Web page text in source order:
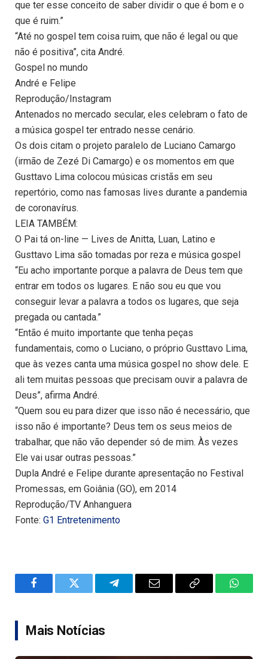
que ter esse conceito de saber dividir o que é bom e o
que é ruim.”
“Até no gospel tem coisa ruim, que não é legal ou que
não é positiva”, cita André.
Gospel no mundo
André e Felipe
Reprodução/Instagram
Antenados no mercado secular, eles celebram o fato de
a música gospel ter entrado nesse cenário.
Os dois citam o projeto paralelo de Luciano Camargo
(irmão de Zezé Di Camargo) e os momentos em que
Gusttavo Lima colocou músicas cristãs em seu
repertório, como nas famosas lives durante a pandemia
de coronavírus.
LEIA TAMBÉM:
O Pai tá on-line — Lives de Anitta, Luan, Latino e
Gusttavo Lima são tomadas por reza e música gospel
“Eu acho importante porque a palavra de Deus tem que
entrar em todos os lugares. E não sou eu que vou
conseguir levar a palavra a todos os lugares, que seja
pregada ou cantada.”
“Então é muito importante que tenha peças
fundamentais, como o Luciano, o próprio Gusttavo Lima,
que às vezes canta uma música gospel no show dele. E
ali tem muitas pessoas que precisam ouvir a palavra de
Deus”, afirma André.
“Quem sou eu para dizer que isso não é necessário, que
isso não é importante? Deus tem os seus meios de
trabalhar, que não vão depender só de mim. Às vezes
Ele vai usar outras pessoas.”
Dupla André e Felipe durante apresentação no Festival
Promessas, em Goiânia (GO), em 2014
Reprodução/TV Anhanguera
Fonte: G1 Entretenimento
FacebookTwitter TelegramEmail
Copy
Mais Notícias